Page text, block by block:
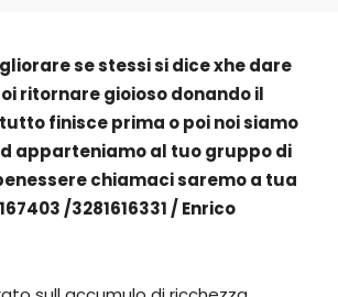
se stessi si dice xhe dare
ritornare gioioso donando il
finisce prima o poi noi siamo
apparteniamo al tuo gruppo di
chiamaci saremo a tua
/3281616331 / Enrico